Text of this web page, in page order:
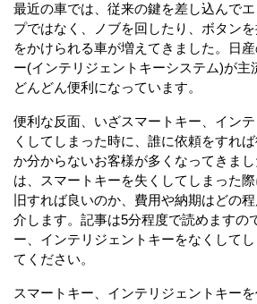
最近の車では、従来の鍵を差し込んで
プではなく、ノブを回したり、ボタン
をかけられる車が増えてきました。日
ー(インテリジェントキーシステム)が主
どんどん便利になっています。
便利な反面、いざスマートキー、イン
くしてしまった時に、誰に依頼をすれ
か分からないお客様が多くなってきま
は、スマートキーを失くしてしまった
旧すれば良いのか、費用や納期はどの
介します。記事は5分程度で読めますの
ー、インテリジェントキーをなくして
てください。
スマートキー、インテリジェントキー